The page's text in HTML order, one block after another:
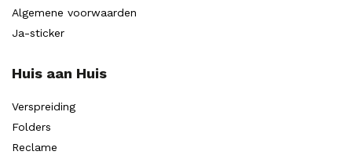
Algemene voorwaarden
Ja-sticker
Huis aan Huis
Verspreiding
Folders
Reclame